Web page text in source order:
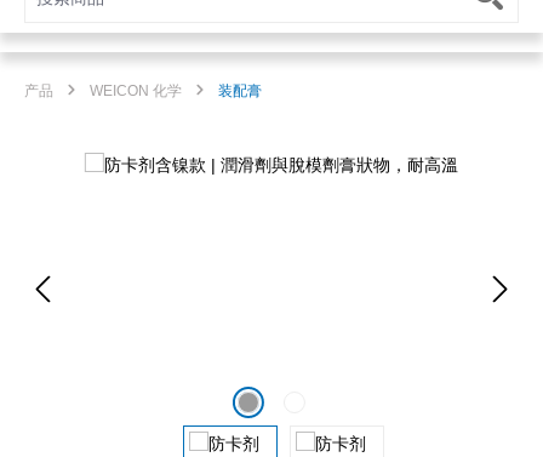
产品 WEICON 化学 装配膏
Skip image gallery